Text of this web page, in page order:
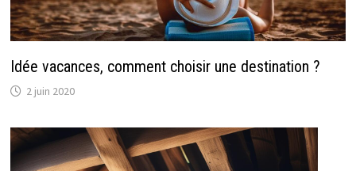
Idée vacances, comment choisir une destination ?
2 juin 2020